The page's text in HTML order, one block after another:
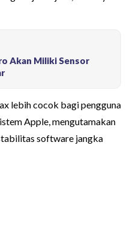
Akan Miliki Sensor
lebih cocok bagi pengguna
Apple, mengutamakan
software jangka